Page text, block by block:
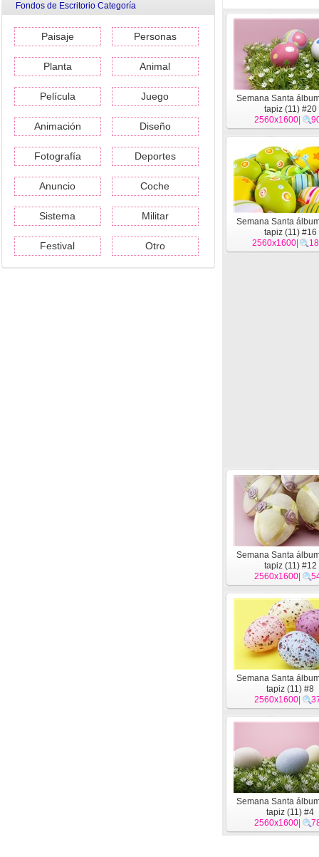
Fondos de Escritorio Categoría
Paisaje Personas
Planta Animal
Película Juego
Animación Diseño
Fotografía Deportes
Anuncio Coche
Sistema Militar
Festival Otro
Semana Santa
tapiz (11) #20
2560x1600
Semana Santa
tapiz (11) #16
2560x1600
Semana Santa
tapiz (11) #12
2560x1600
Semana Santa
tapiz (11) #8
2560x1600
Semana Santa
tapiz (11) #4
2560x1600